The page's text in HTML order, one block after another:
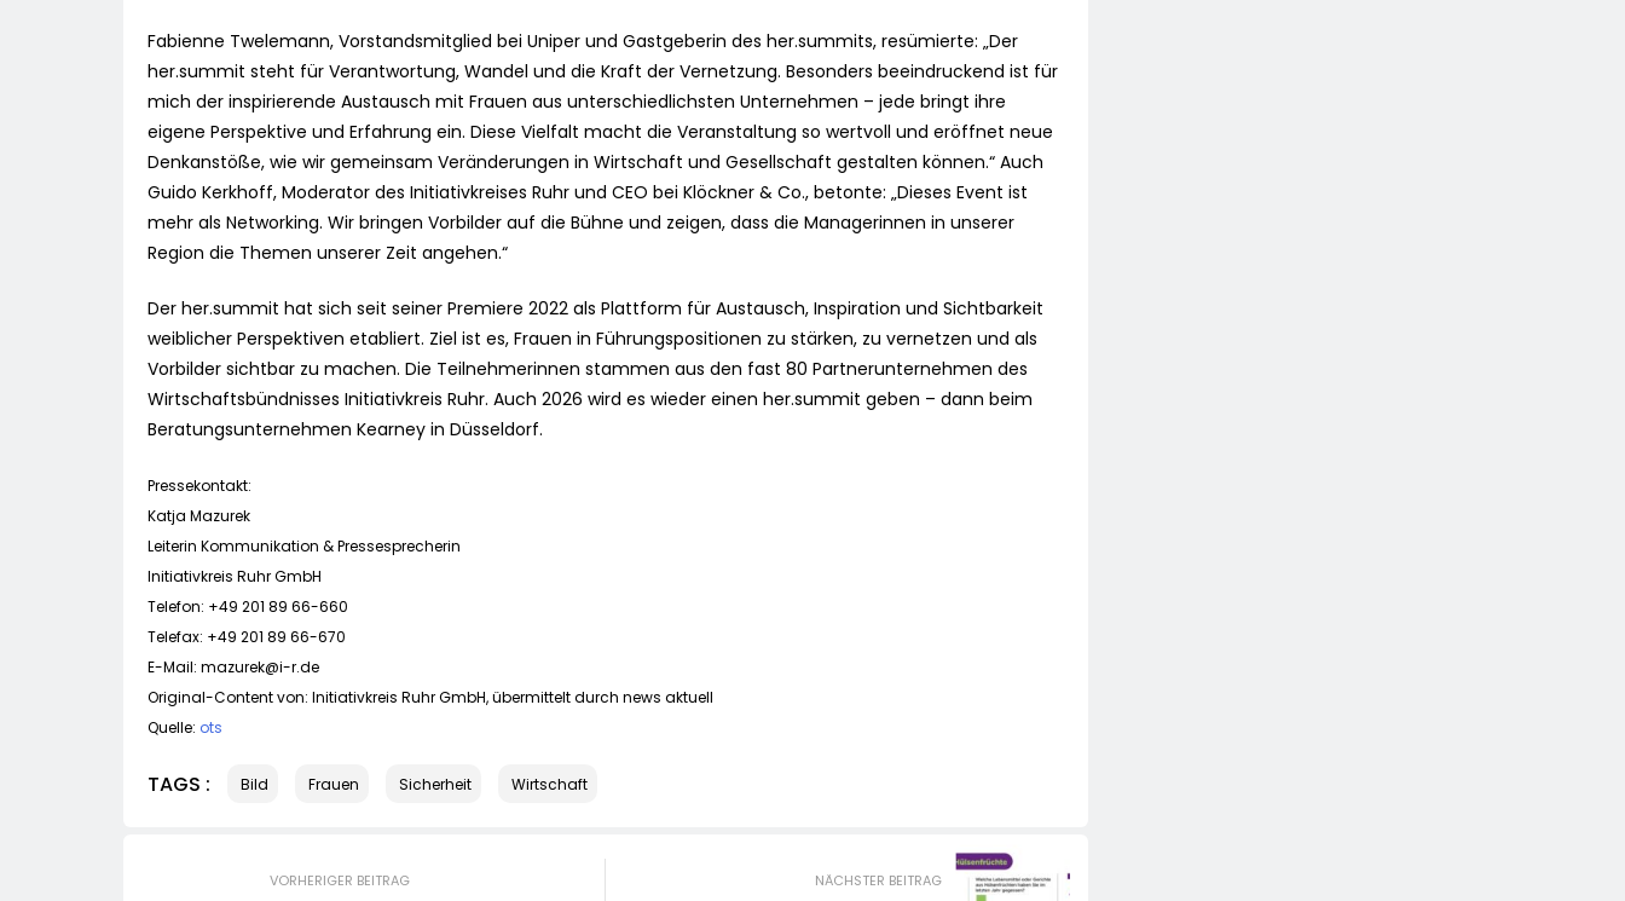
Fabienne Twelemann, Vorstandsmitglied bei Uniper und Gastgeberin des her.summits, resümierte: „Der
her.summit steht für Verantwortung, Wandel und die Kraft der Vernetzung. Besonders beeindruckend ist für
mich der inspirierende Austausch mit Frauen aus unterschiedlichsten Unternehmen – jede bringt ihre
eigene Perspektive und Erfahrung ein. Diese Vielfalt macht die Veranstaltung so wertvoll und eröffnet neue
Denkanstöße, wie wir gemeinsam Veränderungen in Wirtschaft und Gesellschaft gestalten können.“ Auch
Guido Kerkhoff, Moderator des Initiativkreises Ruhr und CEO bei Klöckner & Co., betonte: „Dieses Event ist
mehr als Networking. Wir bringen Vorbilder auf die Bühne und zeigen, dass die Managerinnen in unserer
Region die Themen unserer Zeit angehen.“
Der her.summit hat sich seit seiner Premiere 2022 als Plattform für Austausch, Inspiration und Sichtbarkeit
weiblicher Perspektiven etabliert. Ziel ist es, Frauen in Führungspositionen zu stärken, zu vernetzen und als
Vorbilder sichtbar zu machen. Die Teilnehmerinnen stammen aus den fast 80 Partnerunternehmen des
Wirtschaftsbündnisses Initiativkreis Ruhr. Auch 2026 wird es wieder einen her.summit geben – dann beim
Beratungsunternehmen Kearney in Düsseldorf.
Pressekontakt:
Katja Mazurek
Leiterin Kommunikation & Pressesprecherin
Initiativkreis Ruhr GmbH
Telefon: +49 201 89 66-660
Telefax: +49 201 89 66-670
E-Mail: mazurek@i-r.de
Original-Content von: Initiativkreis Ruhr GmbH, übermittelt durch news aktuell
Quelle: ots
TAGS : Bild Frauen Sicherheit Wirtschaft
VORHERIGER BEITRAG NÄCHSTER BEITRAG